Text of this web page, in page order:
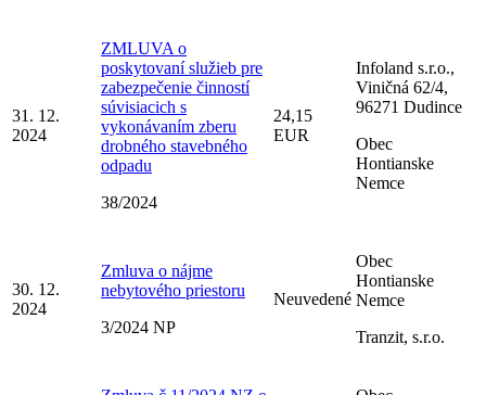
31. 12.
2024
ZMLUVA o
poskytovaní služieb pre
zabezpečenie činností
súvisiacich s
vykonávaním zberu
drobného stavebného
odpadu
38/2024
24,15
EUR
Infoland s.r.o.,
Viničná 62/4,
96271 Dudince
Obec
Hontianske
Nemce
30. 12.
2024
Zmluva o nájme
nebytového priestoru
3/2024 NP
Neuvedené
Obec
Hontianske
Nemce
Tranzit, s.r.o.